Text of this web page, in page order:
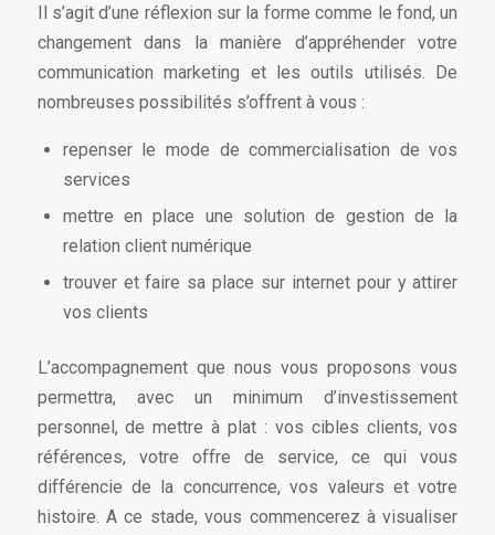
Il s’agit d’une réflexion sur la forme comme le fond, un
changement dans la manière d’appréhender votre
communication marketing et les outils utilisés. De
nombreuses possibilités s’offrent à vous :
repenser le mode de commercialisation de vos
services
mettre en place une solution de gestion de la
relation client numérique
trouver et faire sa place sur internet pour y attirer
vos clients
L’accompagnement que nous vous proposons vous
permettra, avec un minimum d’investissement
personnel, de mettre à plat : vos cibles clients, vos
références, votre offre de service, ce qui vous
différencie de la concurrence, vos valeurs et votre
histoire. A ce stade, vous commencerez à visualiser